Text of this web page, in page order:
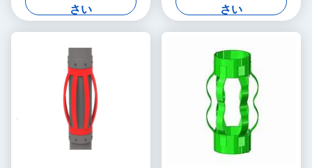
ザーの移動制限用）
さい
移動を制限するために設計
さい